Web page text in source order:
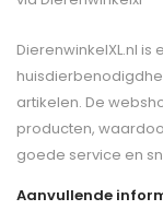
DierenwinkelXL.nl
artikelen. De
producten,
goede service en
Aanvullende